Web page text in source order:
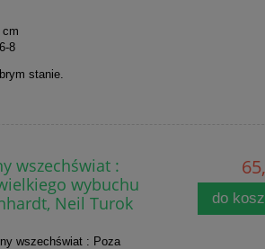
cm
8
stanie.
wszechświat :
wybuchu
Neil Turok
wszechświat : Poza
do